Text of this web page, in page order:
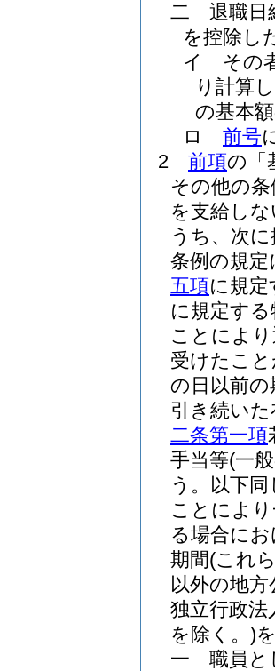
二
退職日
を控除し
イ
その
り計算
の基本
ロ
前号
2
前項の「
その他の
を支給し
うち、次
条例の規
五項に規
に規定す
ことによ
受けたこ
の日以前の
引き続い
二条第一項
手当等(一
う。以下同
ことによ
る場合に
期間(これ
以外の地
独立行政
を除く。)
一
職員と